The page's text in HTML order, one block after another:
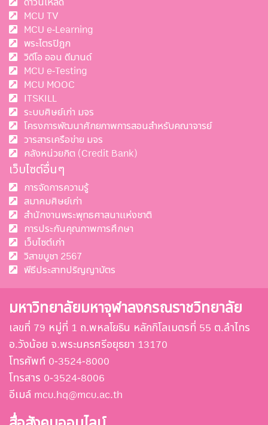
MCU TV
MCU e-Learning
พระไตรปิฎก
วิดีโอ ออน ดีมานด์
MCU e-Testing
MCU MOOC
ITSKILL
ระบบศิษย์เก่า มจร
โครงการพัฒนาศักยภาพการสอนสำหรับคณาจารย์
วารสารเครือข่าย มจร
คลังหน่วยกิต (Credit Bank)
เว็บไซต์อื่นๆ
การจัดการความรู้
สมาคมศิษย์เก่า
สำนักงานพระพุทธศาสนาแห่งชาติ
การประกันคุณภาพการศึกษา
เว็บไซต์เก่า
วิสาขบูชา 2567
พีธีประสาทปริญญาบัตร
มหาวิทยาลัยมหาจุฬาลงกรณราชวิทยาลัย
เลขที่ 79 หมู่ที่ 1 ถ.พหลโยธิน หลักกิโลเมตรที่ 55 ต.ลำไทร
อ.วังน้อย จ.พระนครศรีอยุธยา 13170
โทรศัพท์ 0-3524-8000
โทรสาร 0-3524-8006
อีเมล์ mcu.hq@mcu.ac.th